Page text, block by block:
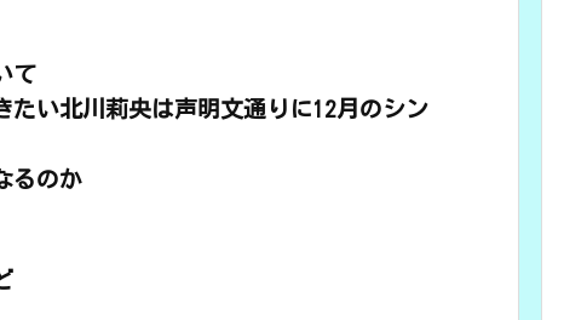
て
い北川莉央は声明文通りに12月のシン
るのか